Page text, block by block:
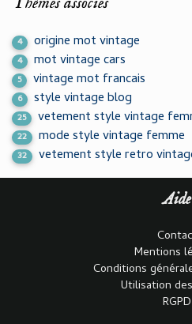
4 origine mot vintage
4 mot vintage cars
5 vintage mot francais
6 style vintage blog
25 vetement style vintage
22 mode style vintage femme
32 vetement style retro
Aide
Mentions
Conditions
Utilisation
RGPD